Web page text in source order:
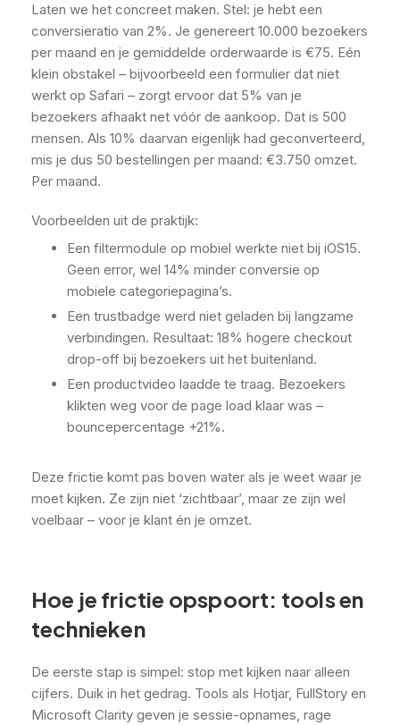
Laten we het concreet maken. Stel: je hebt een
conversieratio van 2%. Je genereert 10.000 bezoekers
per maand en je gemiddelde orderwaarde is €75. Eén
klein obstakel – bijvoorbeeld een formulier dat niet
werkt op Safari – zorgt ervoor dat 5% van je
bezoekers afhaakt net vóór de aankoop. Dat is 500
mensen. Als 10% daarvan eigenlijk had geconverteerd,
mis je dus 50 bestellingen per maand: €3.750 omzet.
Per maand.
Voorbeelden uit de praktijk:
Een filtermodule op mobiel werkte niet bij iOS15.
Geen error, wel 14% minder conversie op
mobiele categoriepagina’s.
Een trustbadge werd niet geladen bij langzame
verbindingen. Resultaat: 18% hogere checkout
drop-off bij bezoekers uit het buitenland.
Een productvideo laadde te traag. Bezoekers
klikten weg voor de page load klaar was –
bouncepercentage +21%.
Deze frictie komt pas boven water als je weet waar je
moet kijken. Ze zijn niet ‘zichtbaar’, maar ze zijn wel
voelbaar – voor je klant én je omzet.
Hoe je frictie opspoort: tools en
technieken
De eerste stap is simpel: stop met kijken naar alleen
cijfers. Duik in het gedrag. Tools als Hotjar, FullStory en
Microsoft Clarity geven je sessie-opnames, rage